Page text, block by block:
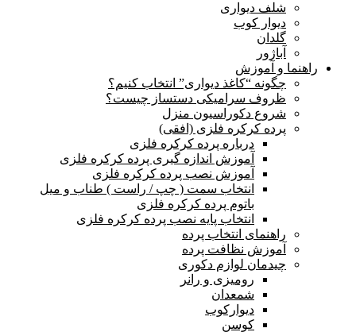
شلف دیواری
دیوار کوب
گلدان
آباژور
راهنما و آموزش
چگونه “کاغذ دیواری” انتخاب کنیم؟
ظروف سرامیکی دستساز چیست؟
شروع دکوراسیون منزل
پرده کرکره فلزی (افقی)
درباره پرده کرکره فلزی
آموزش اندازه گیری پرده کرکره فلزی
آموزش نصب پرده کرکره فلزی
انتخاب سمت ( چپ / راست ) طناب و میل
باتوم پرده کرکره فلزی
انتخاب پایه نصب پرده کرکره فلزی
راهنمای انتخاب پرده
آموزش نظافت پرده
چیدمان لوازم دکوری
رومیزی و رانر
شمعدان
دیوارکوب
کوسن